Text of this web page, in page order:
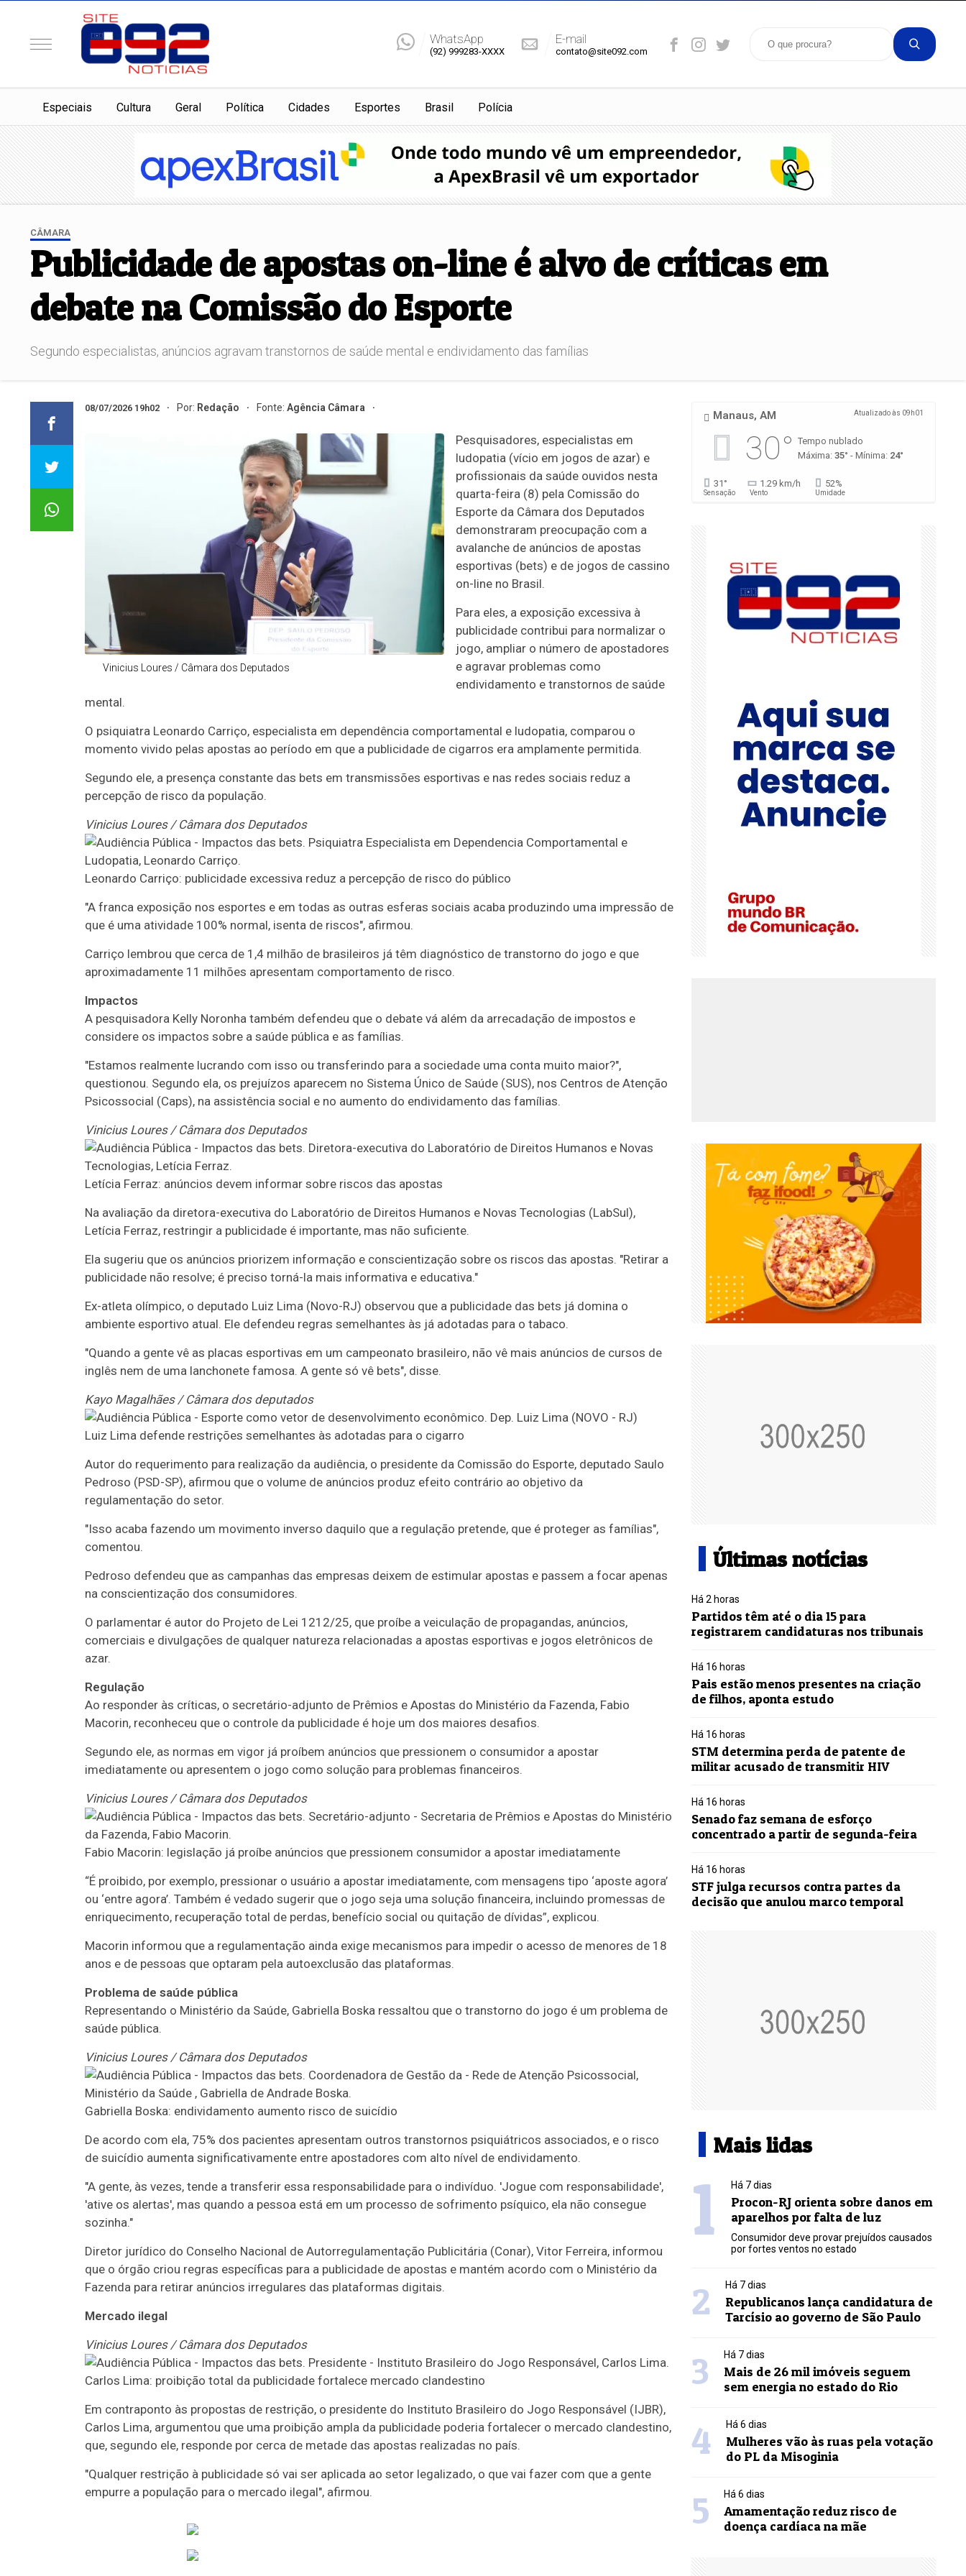
E-mail
contato@site092.com
WhatsApp
(92) 999283-XXXX
Especiais Cultura Geral Política Cidades Esportes Brasil Polícia
CÂMARA
Publicidade de apostas on-line é alvo de críticas em
debate na Comissão do Esporte
Segundo especialistas, anúncios agravam transtornos de saúde mental e endividamento das famílias
08/07/2026 19h02 Por: Redação Fonte: Agência Câmara
Vinicius Loures / Câmara dos Deputados
Pesquisadores, especialistas em
ludopatia (vício em jogos de azar) e
profissionais da saúde ouvidos nesta
quarta-feira (8) pela Comissão do
Esporte da Câmara dos Deputados
demonstraram preocupação com a
avalanche de anúncios de apostas
esportivas (bets) e de jogos de cassino
on-line no Brasil.
Para eles, a exposição excessiva à
publicidade contribui para normalizar o
jogo, ampliar o número de apostadores
e agravar problemas como
endividamento e transtornos de saúde
mental.
O psiquiatra Leonardo Carriço, especialista em dependência comportamental e ludopatia, comparou o
momento vivido pelas apostas ao período em que a publicidade de cigarros era amplamente permitida.
Segundo ele, a presença constante das bets em transmissões esportivas e nas redes sociais reduz a
percepção de risco da população.
Vinicius Loures / Câmara dos Deputados
Leonardo Carriço: publicidade excessiva reduz a percepção de risco do público
"A franca exposição nos esportes e em todas as outras esferas sociais acaba produzindo uma impressão de
que é uma atividade 100% normal, isenta de riscos", afirmou.
Carriço lembrou que cerca de 1,4 milhão de brasileiros já têm diagnóstico de transtorno do jogo e que
aproximadamente 11 milhões apresentam comportamento de risco.
Impactos
A pesquisadora Kelly Noronha também defendeu que o debate vá além da arrecadação de impostos e
considere os impactos sobre a saúde pública e as famílias.
"Estamos realmente lucrando com isso ou transferindo para a sociedade uma conta muito maior?",
questionou. Segundo ela, os prejuízos aparecem no Sistema Único de Saúde (SUS), nos Centros de Atenção
Psicossocial (Caps), na assistência social e no aumento do endividamento das famílias.
Vinicius Loures / Câmara dos Deputados
Letícia Ferraz: anúncios devem informar sobre riscos das apostas
Na avaliação da diretora-executiva do Laboratório de Direitos Humanos e Novas Tecnologias (LabSul),
Letícia Ferraz, restringir a publicidade é importante, mas não suficiente.
Ela sugeriu que os anúncios priorizem informação e conscientização sobre os riscos das apostas. "Retirar a
publicidade não resolve; é preciso torná-la mais informativa e educativa."
Ex-atleta olímpico, o deputado Luiz Lima (Novo-RJ) observou que a publicidade das bets já domina o
ambiente esportivo atual. Ele defendeu regras semelhantes às já adotadas para o tabaco.
"Quando a gente vê as placas esportivas em um campeonato brasileiro, não vê mais anúncios de cursos de
inglês nem de uma lanchonete famosa. A gente só vê bets", disse.
Kayo Magalhães / Câmara dos deputados
Luiz Lima defende restrições semelhantes às adotadas para o cigarro
Autor do requerimento para realização da audiência, o presidente da Comissão do Esporte, deputado Saulo
Pedroso (PSD-SP), afirmou que o volume de anúncios produz efeito contrário ao objetivo da
regulamentação do setor.
"Isso acaba fazendo um movimento inverso daquilo que a regulação pretende, que é proteger as famílias",
comentou.
Pedroso defendeu que as campanhas das empresas deixem de estimular apostas e passem a focar apenas
na conscientização dos consumidores.
O parlamentar é autor do Projeto de Lei 1212/25, que proíbe a veiculação de propagandas, anúncios,
comerciais e divulgações de qualquer natureza relacionadas a apostas esportivas e jogos eletrônicos de
azar.
Regulação
Ao responder às críticas, o secretário-adjunto de Prêmios e Apostas do Ministério da Fazenda, Fabio
Macorin, reconheceu que o controle da publicidade é hoje um dos maiores desafios.
Segundo ele, as normas em vigor já proíbem anúncios que pressionem o consumidor a apostar
imediatamente ou apresentem o jogo como solução para problemas financeiros.
Vinicius Loures / Câmara dos Deputados
Fabio Macorin: legislação já proíbe anúncios que pressionem consumidor a apostar imediatamente
“É proibido, por exemplo, pressionar o usuário a apostar imediatamente, com mensagens tipo ‘aposte agora’
ou ‘entre agora’. Também é vedado sugerir que o jogo seja uma solução financeira, incluindo promessas de
enriquecimento, recuperação total de perdas, benefício social ou quitação de dívidas”, explicou.
Macorin informou que a regulamentação ainda exige mecanismos para impedir o acesso de menores de 18
anos e de pessoas que optaram pela autoexclusão das plataformas.
Problema de saúde pública
Representando o Ministério da Saúde, Gabriella Boska ressaltou que o transtorno do jogo é um problema de
saúde pública.
Vinicius Loures / Câmara dos Deputados
Gabriella Boska: endividamento aumento risco de suicídio
De acordo com ela, 75% dos pacientes apresentam outros transtornos psiquiátricos associados, e o risco
de suicídio aumenta significativamente entre apostadores com alto nível de endividamento.
"A gente, às vezes, tende a transferir essa responsabilidade para o indivíduo. 'Jogue com responsabilidade',
'ative os alertas', mas quando a pessoa está em um processo de sofrimento psíquico, ela não consegue
sozinha."
Diretor jurídico do Conselho Nacional de Autorregulamentação Publicitária (Conar), Vitor Ferreira, informou
que o órgão criou regras específicas para a publicidade de apostas e mantém acordo com o Ministério da
Fazenda para retirar anúncios irregulares das plataformas digitais.
Mercado ilegal
Vinicius Loures / Câmara dos Deputados
Carlos Lima: proibição total da publicidade fortalece mercado clandestino
Em contraponto às propostas de restrição, o presidente do Instituto Brasileiro do Jogo Responsável (IJBR),
Carlos Lima, argumentou que uma proibição ampla da publicidade poderia fortalecer o mercado clandestino,
que, segundo ele, responde por cerca de metade das apostas realizadas no país.
"Qualquer restrição à publicidade só vai ser aplicada ao setor legalizado, o que vai fazer com que a gente
empurre a população para o mercado ilegal", afirmou.
Manaus, AM Atualizado às 09h01
30°
Tempo nublado
Máxima:35° - Mínima: 24°
31°
Sensação
1.29 km/h
Vento
52%
Umidade
Últimas notícias
Há 2 horas
Partidos têm até o dia 15 para
registrarem candidaturas nos tribunais
Há 16 horas
Pais estão menos presentes na criação
de filhos, aponta estudo
Há 16 horas
STM determina perda de patente de
militar acusado de transmitir HIV
Há 16 horas
Senado faz semana de esforço
concentrado a partir de segunda-feira
Há 16 horas
STF julga recursos contra partes da
decisão que anulou marco temporal
Mais lidas
1 Há 7 dias
Procon-RJ orienta sobre danos em
aparelhos por falta de luz
Consumidor deve provar prejuídos causados
por fortes ventos no estado
2 Há 7 dias
Republicanos lança candidatura de
Tarcísio ao governo de São Paulo
3 Há 7 dias
Mais de 26 mil imóveis seguem
sem energia no estado do Rio
4 Há 6 dias
Mulheres vão às ruas pela votação
do PL da Misoginia
5 Há 6 dias
Amamentação reduz risco de
doença cardíaca na mãe